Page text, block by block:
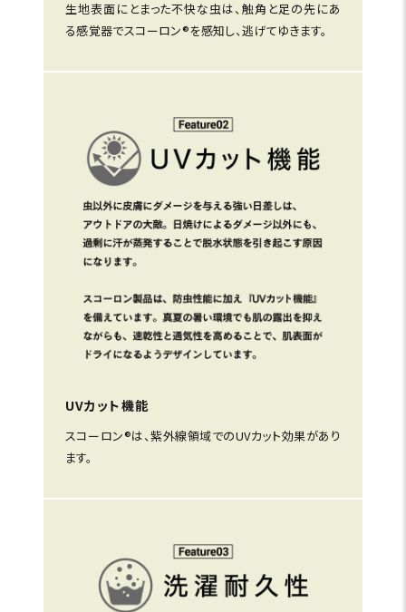
生地表面にとまった不快な虫は、触角と足の先にあ
る感覚器でスコーロン®を感知し、逃げてゆきます。
UVカット機能
スコーロン®は、紫外線領域でのUVカット効果があり
ます。